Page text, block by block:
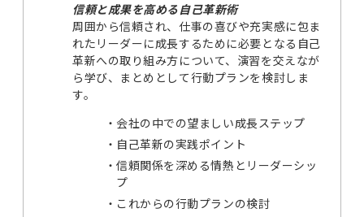
信頼と成果を高める自己革新術
周囲から信頼され、仕事の喜びや充実感に包ま
れたリーダーに成長するために必要となる自己
革新への取り組み方について、演習を交えなが
ら学び、まとめとして行動プランを検討しま
す。
会社の中での望ましい成長ステップ
自己革新の実践ポイント
信頼関係を深める情熱とリーダーシッ
プ
これからの行動プランの検討